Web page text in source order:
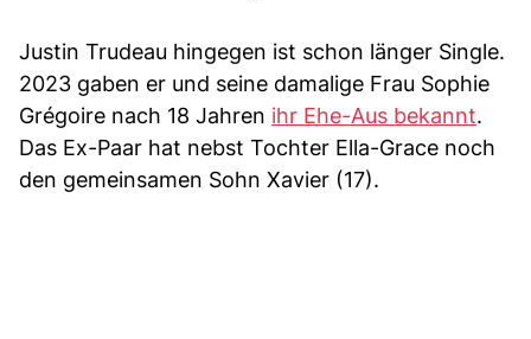
Justin Trudeau hingegen ist schon länger Single.
2023 gaben er und seine damalige Frau Sophie
Grégoire nach 18 Jahren ihr Ehe-Aus bekannt.
Das Ex-Paar hat nebst Tochter Ella-Grace noch
den gemeinsamen Sohn Xavier (17).